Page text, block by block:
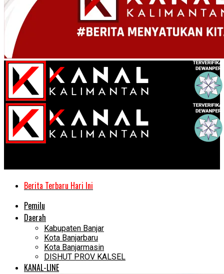
Berita Terbaru Hari Ini
Pemilu
Daerah
Kabupaten Banjar
Kota Banjarbaru
Kota Banjarmasin
DISHUT PROV KALSEL
KANAL-LINE